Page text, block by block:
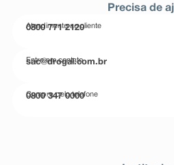
Precisa de
Atendimento ao cliente
0800 771 2120
Entre em contato
sac@drogal.com.br
Compre pelo telefone
0800 347 0000